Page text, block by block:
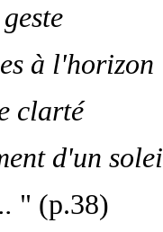
à l'horizon
clarté
d'un
" (p.38)